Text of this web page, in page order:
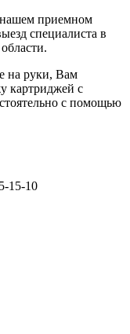
нашем приемном
специалиста в
на руки, Вам
картриджей с
с помощью
15-10